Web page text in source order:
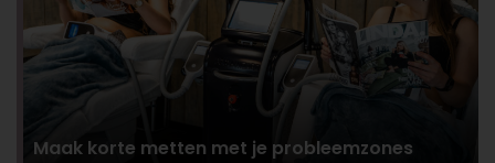
Maak korte metten met je probleemzones